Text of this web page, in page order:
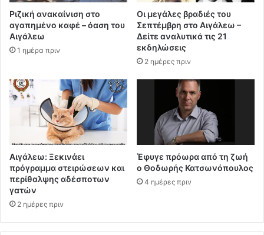
Ριζική ανακαίνιση στο
αγαπημένο καφέ – όαση του
Αιγάλεω
1 ημέρα πριν
Οι μεγάλες βραδιές του
Σεπτέμβρη στο Αιγάλεω –
Δείτε αναλυτικά τις 21
εκδηλώσεις
2 ημέρες πριν
Αιγάλεω: Ξεκινάει
πρόγραμμα στειρώσεων και
περίθαλψης αδέσποτων
γατών
2 ημέρες πριν
Έφυγε πρόωρα από τη ζωή
ο Θοδωρής Κατσωνόπουλος
4 ημέρες πριν